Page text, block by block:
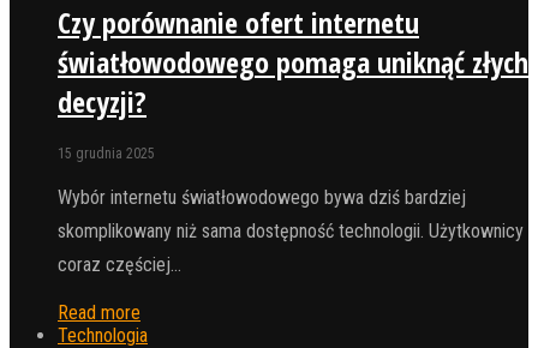
Czy porównanie ofert internetu
światłowodowego pomaga uniknąć złych
decyzji?
15 grudnia 2025
Wybór internetu światłowodowego bywa dziś bardziej
skomplikowany niż sama dostępność technologii. Użytkownicy
coraz częściej…
Read more
Technologia